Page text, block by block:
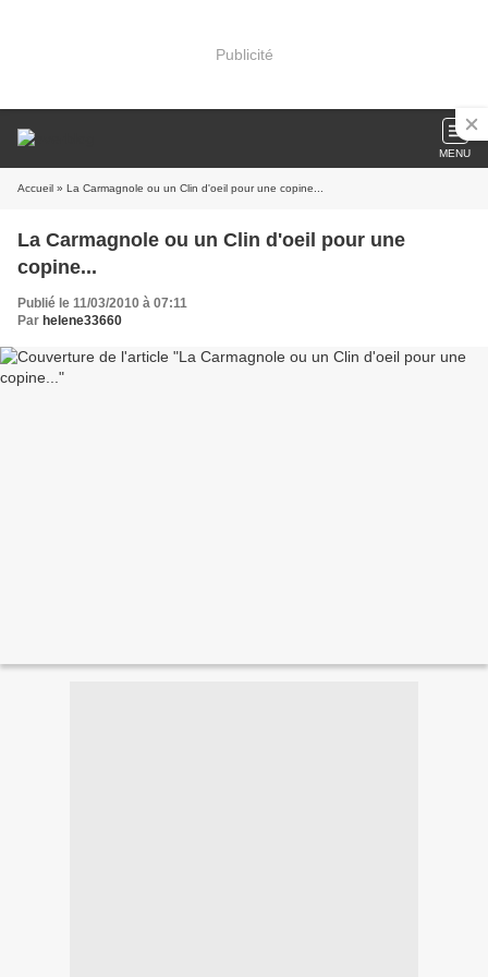
Publicité
MENU
Accueil » La Carmagnole ou un Clin d'oeil pour une copine...
La Carmagnole ou un Clin d'oeil pour une
copine...
Publié le 11/03/2010 à 07:11
Par helene33660